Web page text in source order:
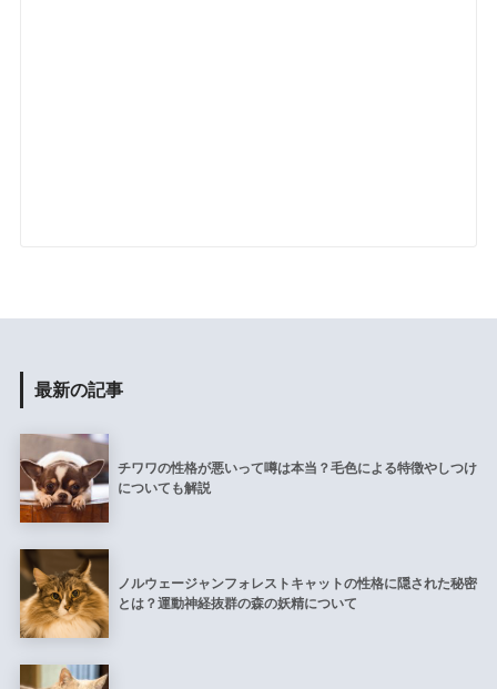
最新の記事
チワワの性格が悪いって噂は本当？毛色による特徴やしつけ
についても解説
ノルウェージャンフォレストキャットの性格に隠された秘密
とは？運動神経抜群の森の妖精について